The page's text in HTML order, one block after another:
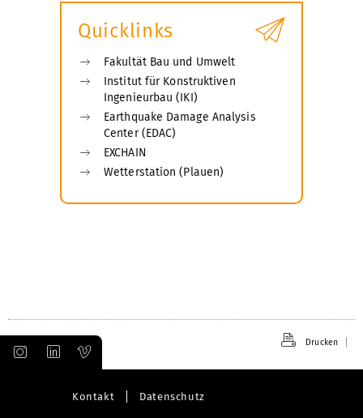
Quicklinks
Fakultät Bau und Umwelt
Institut für Konstruktiven
Ingenieurbau (IKI)
Earthquake Damage Analysis
Center (EDAC)
EXCHAIN
Wetterstation (Plauen)
Drucken
Kontakt Datenschutz